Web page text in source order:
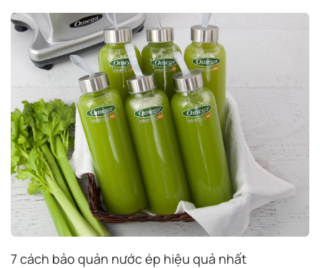
7 cách bảo quản nước ép hiệu quả nhất